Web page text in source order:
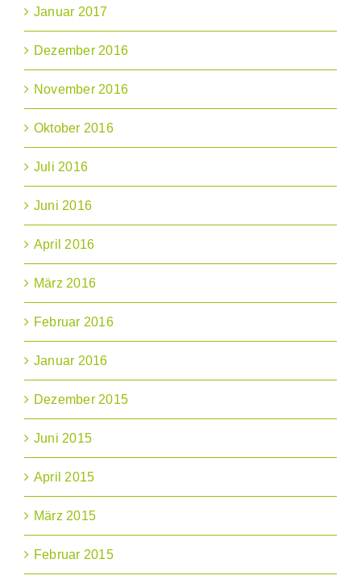
Januar 2017
Dezember 2016
November 2016
Oktober 2016
Juli 2016
Juni 2016
April 2016
März 2016
Februar 2016
Januar 2016
Dezember 2015
Juni 2015
April 2015
März 2015
Februar 2015